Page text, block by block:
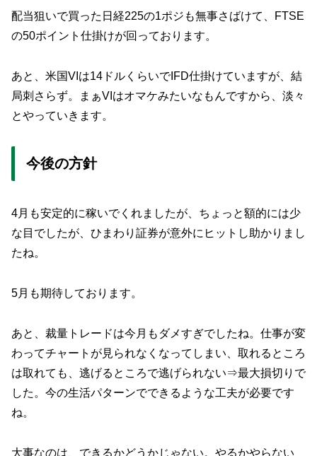
配当狙いで買った日経225の1ポジも無事さばけて、FTSE
の50ポイント仕掛けが回っております。
あと、米国VIは14ドルくらいでIFD仕掛けていますが、結
局刺さらず。まぁVIはオマケみたいなもんですから、淡々
とやっていきます。
今後の方針
4月も安定的に稼いでくれましたが、ちょっと額的には少
な目でしたが、ひまわり証券が意外にヒットし助かりまし
たね。
5月も期待しております。
あと、裁量トレードは今月もダメすぎでしたね。仕事が変
わってチャートが見られなくなってしまい、取れるところ
は取れても、逃げるところで逃げられない⇒最大損切りで
した。今の生活パターンでできるような工夫が必要です
ね。
大事なのは、できるかどうかじゃない。やるかやらない